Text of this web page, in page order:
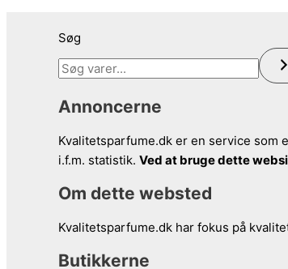
Søg
Annoncerne
Kvalitetsparfume.dk er en service
i.f.m. statistik. Ved at bruge dette
Om dette websted
Kvalitetsparfume.dk har fokus på
Butikkerne